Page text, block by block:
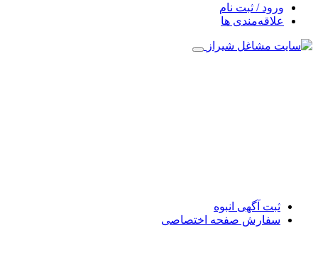
ورود / ثبت نام
علاقه‌مندی ها
ثبت آگهی انبوه
سفارش صفحه اختصاصی